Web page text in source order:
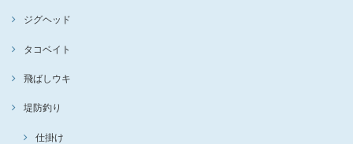
ジグヘッド
タコベイト
飛ばしウキ
堤防釣り
仕掛け